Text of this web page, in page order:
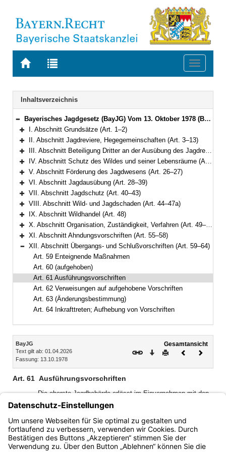
Zur
BAYERN.RECHT
Zur
letzten
Suche
Toggle
Navigation
Inhaltsverzeichnis
Bereich reduzieren
Bayerisches Jagdgesetz (BayJG) Vom 13. Oktober 1978 (BayRS V S. 595) BayRS 792-1-W (Art. 1–64)
Bereich erweitern
I. Abschnitt Grundsätze (Art. 1–2)
Bereich erweitern
II. Abschnitt Jagdreviere, Hegegemeinschaften (Art. 3–13)
Bereich erweitern
III. Abschnitt Beteiligung Dritter an der Ausübung des Jagdrechts (Art. 14–20)
Bereich erweitern
IV. Abschnitt Schutz des Wildes und seiner Lebensräume (Art. 21–25)
Bereich erweitern
V. Abschnitt Förderung des Jagdwesens (Art. 26–27)
Bereich erweitern
VI. Abschnitt Jagdausübung (Art. 28–39)
Bereich erweitern
VII. Abschnitt Jagdschutz (Art. 40–43)
Bereich erweitern
VIII. Abschnitt Wild- und Jagdschaden (Art. 44–47a)
Bereich erweitern
IX. Abschnitt Wildhandel (Art. 48)
Bereich erweitern
X. Abschnitt Organisation, Zuständigkeit, Verfahren (Art. 49–54)
Bereich erweitern
XI. Abschnitt Ahndungsvorschriften (Art. 55–58)
Bereich reduzieren
XII. Abschnitt Übergangs- und Schlußvorschriften (Art. 59–64)
Art. 59 Enteignende Maßnahmen
Art. 60 (aufgehoben)
Art. 61 Ausführungsvorschriften
Art. 62 Verweisungen auf aufgehobene Vorschriften
Art. 63 (Änderungsbestimmung)
Art. 64 Inkrafttreten; Aufhebung von Vorschriften
Inhalt
BayJG
Text gilt ab: 01.04.2026
Fassung: 13.10.1978
Gesamtansicht
Download
DruckenVorheriges
Art. 61 Ausführungsvorschriften
Die oberste Jagdbehörde erlässt im Einvernehmen mit den
beteiligten Staatsministerien die zum Vollzug dieses
Gesetzes erforderlichen Ausführungsvorschriften und die
Rechtsverordnungen, die das Bundesjagdgesetz und seine
Ausführungsvorschriften den Ländern vorbehalten.